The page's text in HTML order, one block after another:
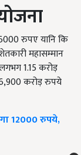
रुपए यानि कि
महासम्मान
1.15 करोड़
,900 करोड़ रुपये
12000 रुपये,